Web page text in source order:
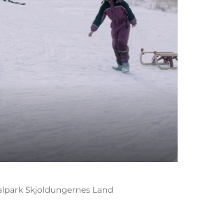
Skjoldungernes Land